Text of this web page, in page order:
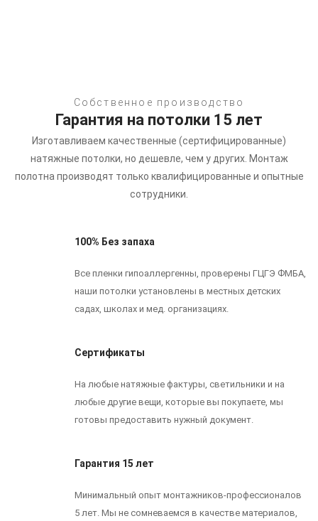
Собственное производство
Гарантия на потолки 15 лет
Изготавливаем качественные (сертифицированные)
натяжные потолки, но дешевле, чем у других. Монтаж
полотна производят только квалифицированные и опытные
сотрудники.
100% Без запаха
Все пленки гипоаллергенны, проверены ГЦГЭ ФМБА,
наши потолки установлены в местных детских
садах, школах и мед. организациях.
Сертификаты
На любые натяжные фактуры, светильники и на
любые другие вещи, которые вы покупаете, мы
готовы предоставить нужный документ.
Гарантия 15 лет
Минимальный опыт монтажников-профессионалов
5 лет. Мы не сомневаемся в качестве материалов,